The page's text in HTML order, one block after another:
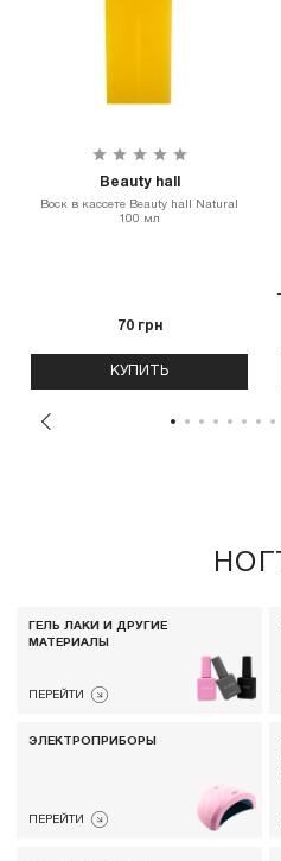
Beauty hall
Воск в кассете Beauty hall Natural
100 мл
70 грн
КУПИТЬ
ГЕЛЬ ЛАКИ И ДРУГИЕ
МАТЕРИАЛЫ
ПЕРЕЙТИ
ЭЛЕКТРОПРИБОРЫ
ПЕРЕЙТИ